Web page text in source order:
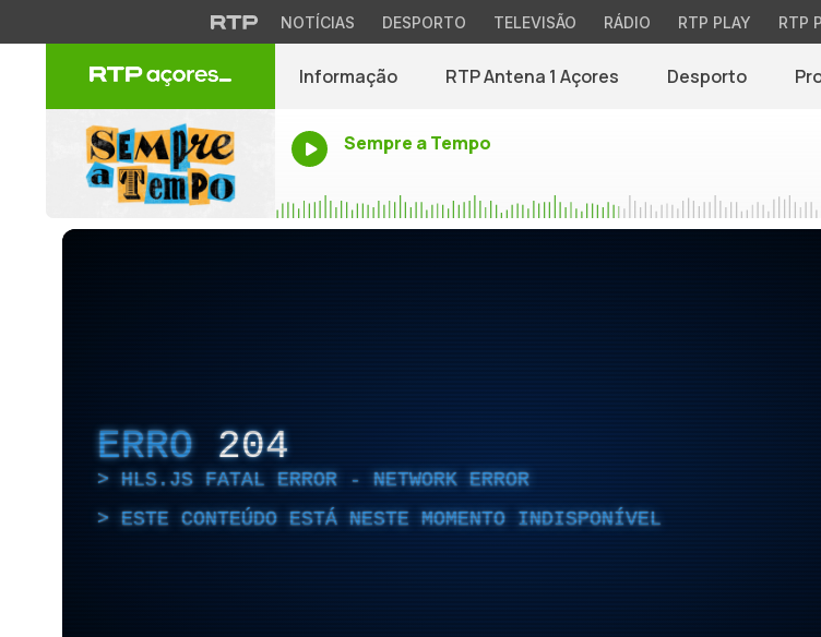
NOTÍCIAS DESPORTO TELEVISÃO RÁDIO RTP PLAY RTP
Informação RTP Antena 1 Açores Desporto
Sempre a Tempo
ERRO 204
HLS.JS FATAL ERROR - NETWORK ERROR
ESTE CONTEÚDO ESTÁ NESTE MOMENTO INDISPONÍVEL